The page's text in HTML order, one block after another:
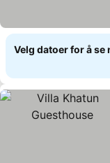
Velg datoer for å